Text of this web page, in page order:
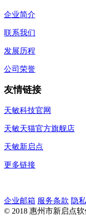
企业简介
联系我们
发展历程
公司荣誉
友情链接
天敏科技官网
天敏天猫官方旗舰店
天敏新启点
更多链接
企业邮箱 服务条款 隐
© 2018 惠州市新启点